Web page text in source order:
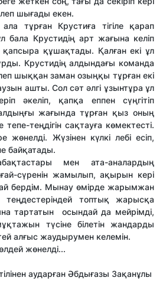
шығады екен.
тұрған Крустиға тігіле қарап
бала Крустидің арт жағына келіп
қапсыра құшақтады. Қалған екі ұл
Крустидің алдындағы команда
шыққан заман озыңқы тұрған екі
ашты. Сол сәт әлгі ұзынтұра ұл
әкеліп, қапқа еппен сүңгітіп
алдыңғы жағында тұрған қыз оның
теңдігін сақтауға көмектесті.
жөнелді. Жүзінен күлкі лебі есіп,
байқатады.
мен ата-аналардың
сүренін жамылып, ақырын кері
бердім. Мынау өмірде жарымжан
топтық жарысқа
тартатын осындай да мейрімді,
түсіне білетін жандарды
алғыс жаудырумен келемін.
жөнелді...
аударған Әбдығазы Зақанұлы